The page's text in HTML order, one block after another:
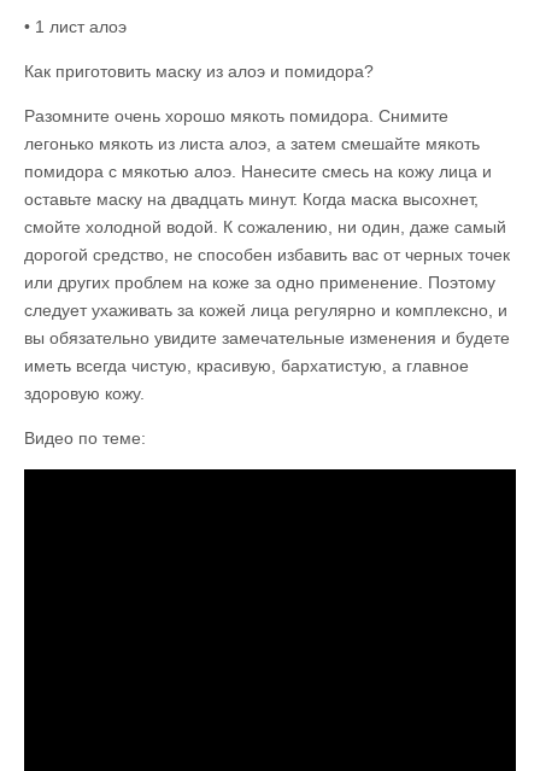
• 1 лист алоэ
Как приготовить маску из алоэ и помидора?
Разомните очень хорошо мякоть помидора. Снимите
легонько мякоть из листа алоэ, а затем смешайте мякоть
помидора с мякотью алоэ. Нанесите смесь на кожу лица и
оставьте маску на двадцать минут. Когда маска высохнет,
смойте холодной водой. К сожалению, ни один, даже самый
дорогой средство, не способен избавить вас от черных точек
или других проблем на коже за одно применение. Поэтому
следует ухаживать за кожей лица регулярно и комплексно, и
вы обязательно увидите замечательные изменения и будете
иметь всегда чистую, красивую, бархатистую, а главное
здоровую кожу.
Видео по теме: